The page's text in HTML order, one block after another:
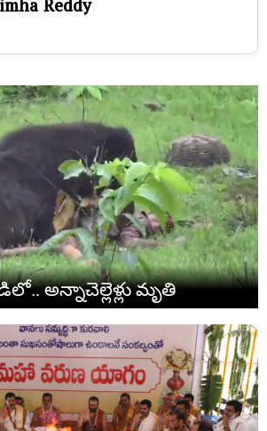
Reddy
అన్నాచెల్లెళ్లు మృతి